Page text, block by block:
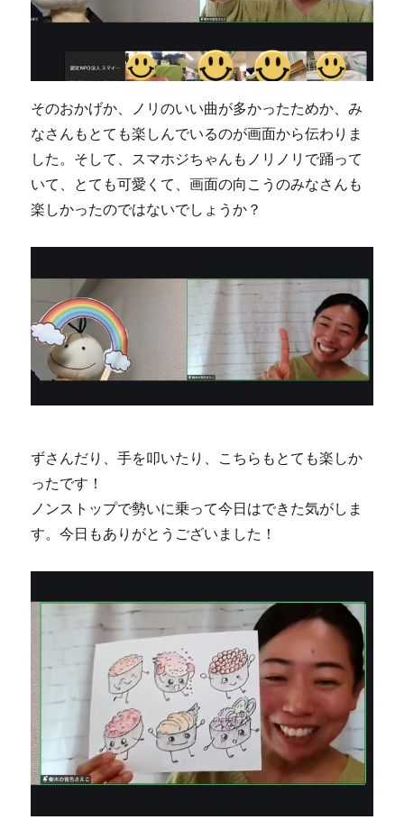
そのおかげか、ノリのいい曲が多かったためか、み
なさんもとても楽しんでいるのが画面から伝わりま
した。そして、スマホジちゃんもノリノリで踊って
いて、とても可愛くて、画面の向こうのみなさんも
楽しかったのではないでしょうか？
ずさんだり、手を叩いたり、こちらもとても楽しか
ったです！
ノンストップで勢いに乗って今日はできた気がしま
す。今日もありがとうございました！